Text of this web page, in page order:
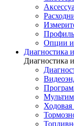
Опции и
Диагностика
Диагностика
Ходовая